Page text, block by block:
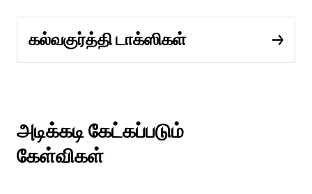
கல்வகுர்த்தி டாக்ஸிகள்
அடிக்கடி கேட்கப்படும்
கேள்விகள்